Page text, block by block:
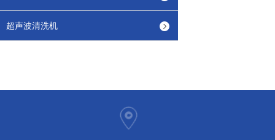
超声波清洗机